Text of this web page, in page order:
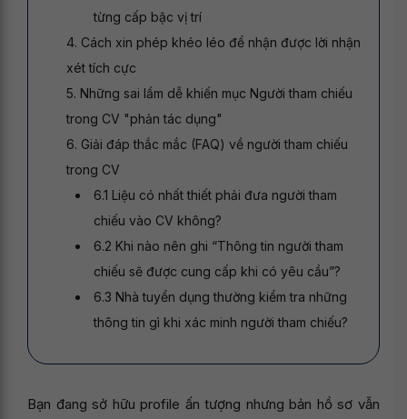
từng cấp bậc vị trí
4. Cách xin phép khéo léo để nhận được lời nhận
xét tích cực
5. Những sai lầm dễ khiến mục Người tham chiếu
trong CV "phản tác dụng"
6. Giải đáp thắc mắc (FAQ) về người tham chiếu
trong CV
6.1 Liệu có nhất thiết phải đưa người tham
chiếu vào CV không?
6.2 Khi nào nên ghi “Thông tin người tham
chiếu sẽ được cung cấp khi có yêu cầu”?
6.3 Nhà tuyển dụng thường kiểm tra những
thông tin gì khi xác minh người tham chiếu?
Bạn đang sở hữu profile ấn tượng nhưng bản hồ sơ vẫn